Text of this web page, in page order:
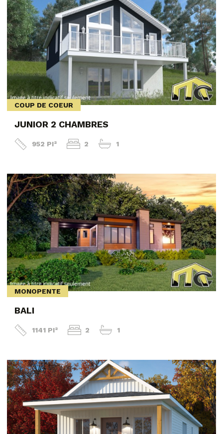
COUP DE COEUR
JUNIOR 2 CHAMBRES
952 PI² 2 1
MONOPENTE
BALI
1141 PI² 2 1